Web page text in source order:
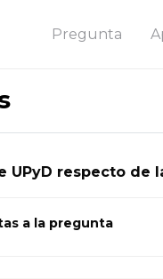
Pregunta
UPyD respecto de
a la pregunta